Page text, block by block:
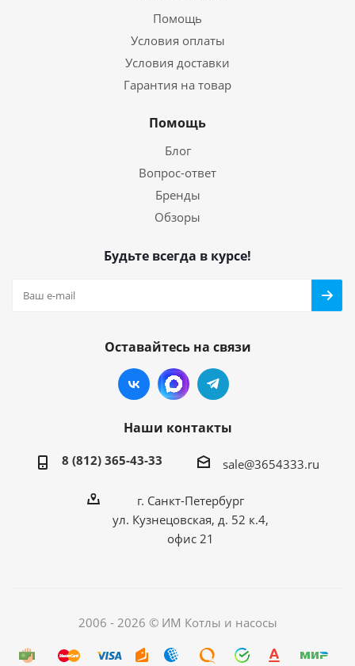
Помощь
Условия оплаты
Условия доставки
Гарантия на товар
Помощь
Блог
Вопрос-ответ
Бренды
Обзоры
Будьте всегда в курсе!
Оставайтесь на связи
Наши контакты
8 (812) 365-43-33 sale@3654333.ru
г. Санкт-Петербург
ул. Кузнецовская, д. 52 к.4,
офис 21
2006 - 2026 © ИМ Котлы и насосы